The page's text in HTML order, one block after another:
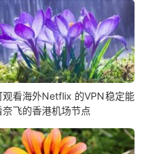
观看海外Netflix 的VPN稳定能
奈飞的香港机场节点